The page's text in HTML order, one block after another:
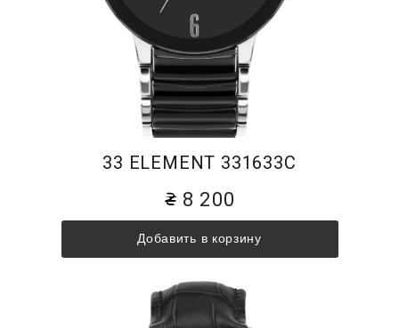
33 ELEMENT 331633C
8 200
Добавить в корзину